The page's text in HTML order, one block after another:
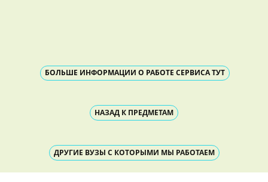
БОЛЬШЕ ИНФОРМАЦИИ О РАБОТЕ СЕРВИСА ТУТ
НАЗАД К ПРЕДМЕТАМ
ДРУГИЕ ВУЗЫ С КОТОРЫМИ МЫ РАБОТАЕМ